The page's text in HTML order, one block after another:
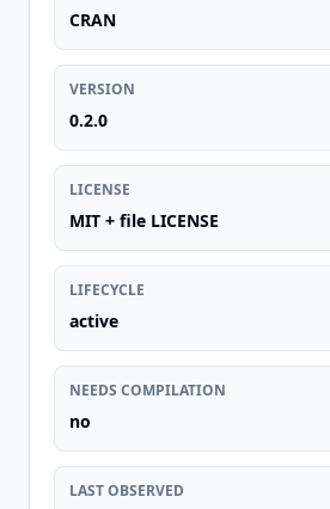
CRAN
VERSION
0.2.0
LICENSE
MIT + file LICENSE
LIFECYCLE
active
NEEDS COMPILATION
no
LAST OBSERVED